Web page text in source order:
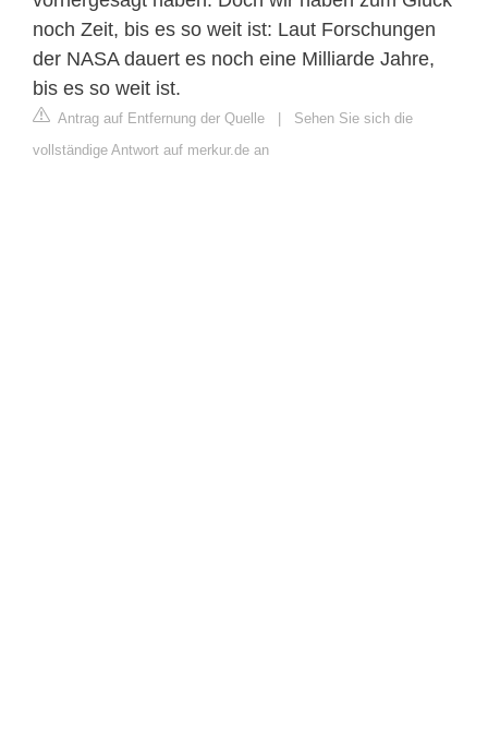
noch Zeit, bis es so weit ist: Laut Forschungen
der NASA dauert es noch eine Milliarde Jahre,
bis es so weit ist.
Antrag auf Entfernung der Quelle | Sehen Sie sich die
vollständige Antwort auf merkur.de an